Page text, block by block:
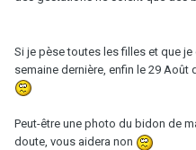
Si je pèse toutes les filles et que
semaine dernière, enfin le 29
Peut-être une photo du bidon de
doute, vous aidera non